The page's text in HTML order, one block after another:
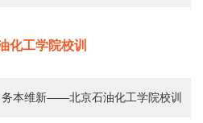
化工学院校训
务本维新——北京石油化工学院校训